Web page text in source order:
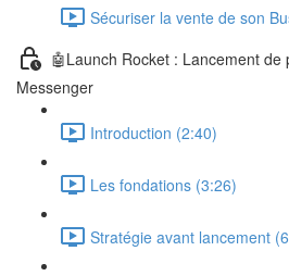
Sécuriser la vente de son
🤖Launch Rocket : Lancement de
Messenger
Introduction (2:40)
Les fondations (3:26)
Stratégie avant lancement